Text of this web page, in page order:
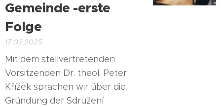
Gemeinde -erste
Folge
17.02.2025
Mit dem stellvertretenden
Vorsitzenden Dr. theol. Peter
Křížek sprachen wir über die
Gründung der Sdružení